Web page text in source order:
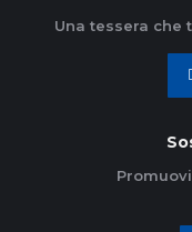
Una tessera che